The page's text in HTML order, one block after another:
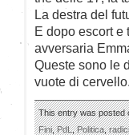
La destra del
E dopo escort e
avversaria
Queste sono le
vuote di
This entry was posted
Fini,PdL,Politica,